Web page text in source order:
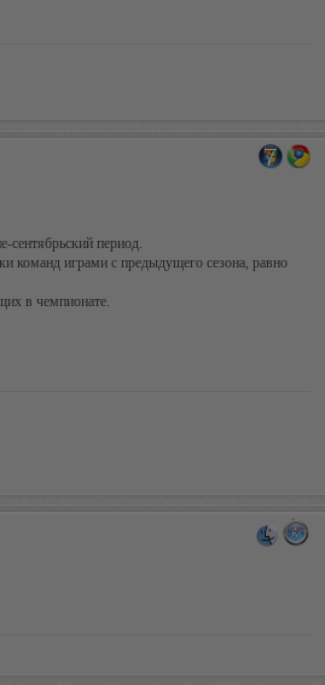
сентябрьский период.
команд играми с предыдущего сезона, равно
в чемпионате.